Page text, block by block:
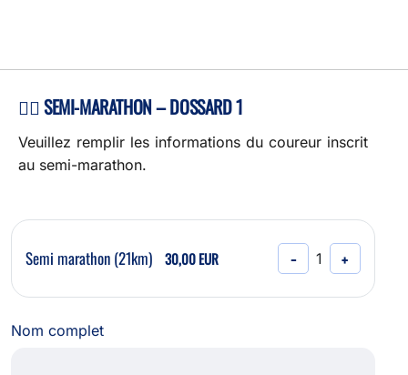
🏃‍♀️ SEMI-MARATHON – DOSSARD 1
Veuillez remplir les informations du coureur inscrit
au semi-marathon.
Semi marathon (21km) 30,00 EUR − 1 +
Nom complet